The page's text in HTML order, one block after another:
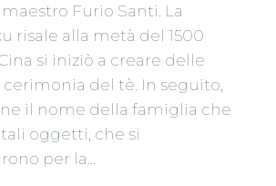
Furio Santi. La
risale alla metà del 1500
si iniziò a creare delle
cerimonia del tè. In seguito,
il nome della famiglia che
oggetti, che si
per la…